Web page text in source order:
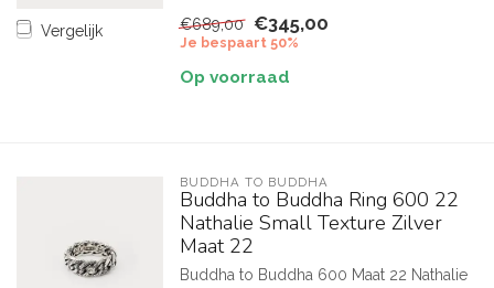
Vergelijk €689,00 €345,00
Je bespaart 50%
Op voorraad
BUDDHA TO BUDDHA
Buddha to Buddha Ring 600 22
Nathalie Small Texture Zilver
Maat 22
Buddha to Buddha 600 Maat 22 Nathalie